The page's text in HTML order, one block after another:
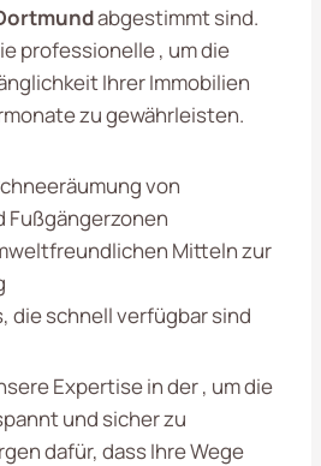
abgestimmt sind.
professionelle , um die
Ihrer Immobilien
zu gewährleisten.
von
Fußgängerzonen
Mitteln zur
die schnell verfügbar sind
Expertise in der , um die
und sicher zu
dafür, dass Ihre Wege